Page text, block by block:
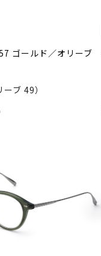
ゴールド／オリーブ
ブ 49）